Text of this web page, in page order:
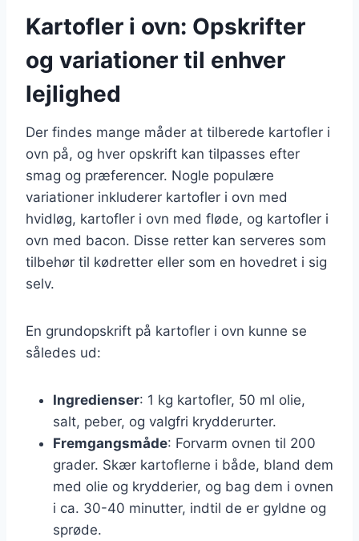
Kartofler i ovn: Opskrifter
og variationer til enhver
lejlighed
Der findes mange måder at tilberede kartofler i
ovn på, og hver opskrift kan tilpasses efter
smag og præferencer. Nogle populære
variationer inkluderer kartofler i ovn med
hvidløg, kartofler i ovn med fløde, og kartofler i
ovn med bacon. Disse retter kan serveres som
tilbehør til kødretter eller som en hovedret i sig
selv.
En grundopskrift på kartofler i ovn kunne se
således ud:
Ingredienser: 1 kg kartofler, 50 ml olie,
salt, peber, og valgfri krydderurter.
Fremgangsmåde: Forvarm ovnen til 200
grader. Skær kartoflerne i både, bland dem
med olie og krydderier, og bag dem i ovnen
i ca. 30-40 minutter, indtil de er gyldne og
sprøde.